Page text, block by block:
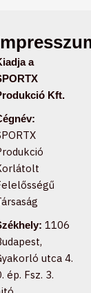
a
Kft.
1106
utca 4.
ép. Fsz. 3.